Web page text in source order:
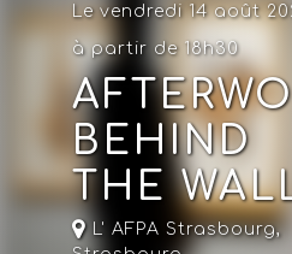
Le vendredi 14 août
à partir de 18h30
BEHIND
THE
L' AFPA Strasbourg,